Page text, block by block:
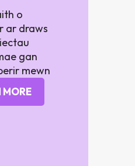
o
ar draws
gan
mewn
MORE